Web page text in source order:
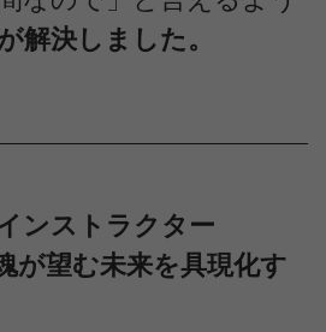
解決しました。
ンストラクター
が望む未来を具現化す